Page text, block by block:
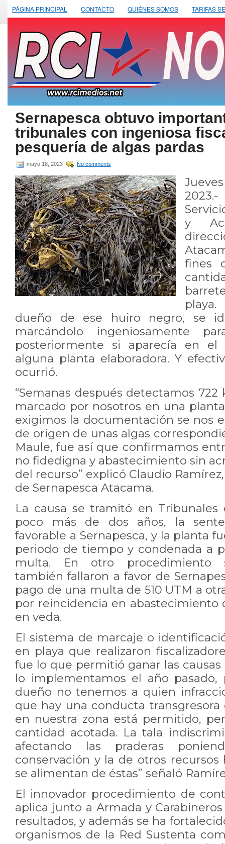
PÁGINA PRINCIPAL CONTACTO QUIÉNES SOMOS TARIFAS
Sernapesca obtuvo
tribunales con ingeniosa
pesquería de algas pardas
mayo 18, 2023 No comments
y
fines
dueño de ese huiro negro, se
marcándolo ingeniosamente
posteriormente si aparecía en el
alguna planta elaboradora. Y
ocurrió.
“Semanas después detectamos
marcado por nosotros en una
exigimos la documentación se nos
de origen de unas algas
Maule, fue así que confirmamos
no fidedigna y abastecimiento sin
del recurso” explicó Claudio
de Sernapesca Atacama.
La causa se tramitó en Tribunales
poco más de dos años, la
favorable a Sernapesca, y la planta
periodo de tiempo y condenada a
multa. En otro procedimiento
también fallaron a favor de
pago de una multa de 510 UTM a
por reincidencia en abastecimiento
en veda.
El sistema de marcaje o
en playa que realizaron
fue lo que permitió ganar las causas
lo implementamos el año
dueño no tenemos a quien
que hay una conducta transgresora
en nuestra zona está permitido,
cantidad acotada. La tala
afectando las praderas
conservación y la de otros
se alimentan de éstas” señaló
El innovador procedimiento de
aplica junto a Armada y
resultados, y además se ha
organismos de la Red Sustenta